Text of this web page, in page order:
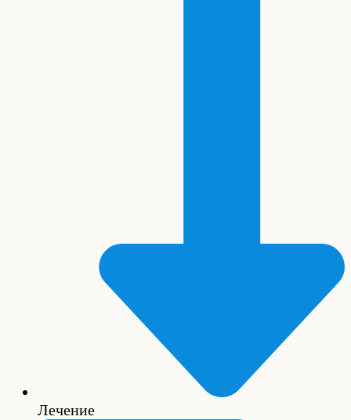
Лечение